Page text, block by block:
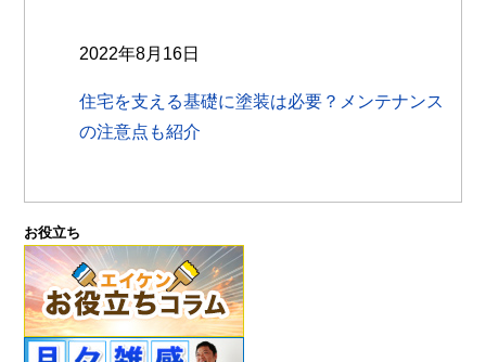
2022年8月16日
住宅を支える基礎に塗装は必要？メンテナンス
の注意点も紹介
お役立ち